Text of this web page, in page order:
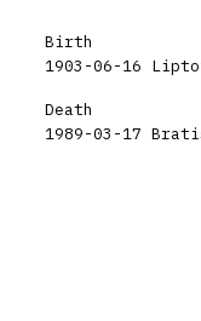
Birth
1903-06-16
Death
1989-03-17